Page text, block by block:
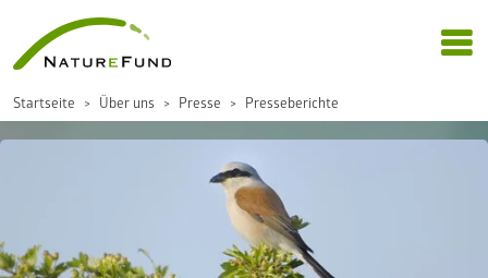
Startseite Über uns Presse Presseberichte